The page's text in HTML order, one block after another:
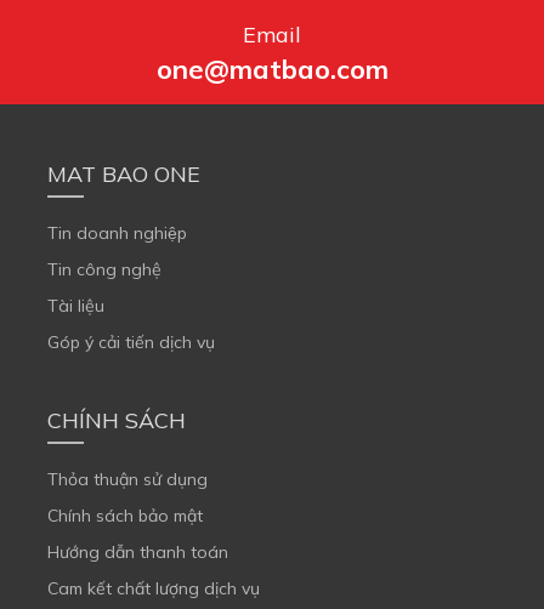
Email
one@matbao.com
MAT BAO ONE
Tin doanh nghiệp
Tin công nghệ
Tài liệu
Góp ý cải tiến dịch vụ
CHÍNH SÁCH
Thỏa thuận sử dụng
Chính sách bảo mật
Hướng dẫn thanh toán
Cam kết chất lượng dịch vụ